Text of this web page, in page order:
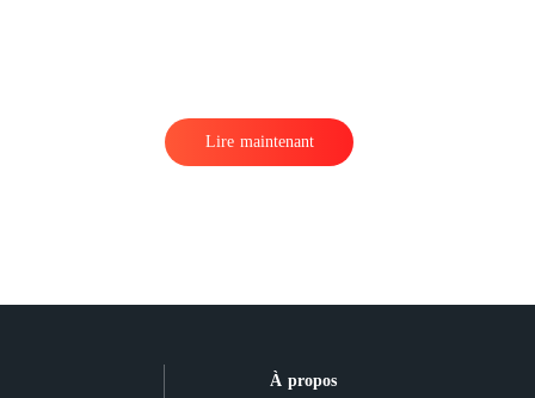
Lire maintenant
À propos